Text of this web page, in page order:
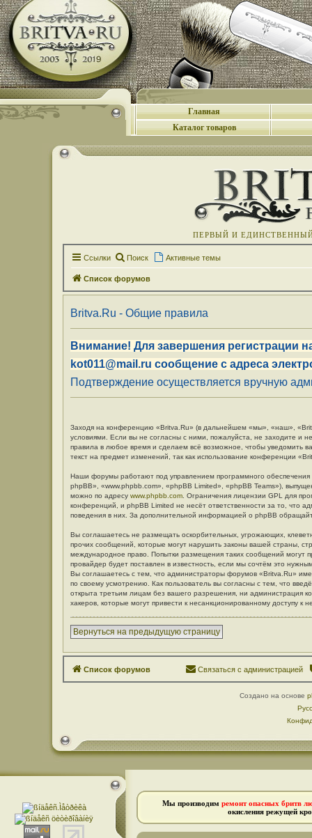
Главная
Каталог товаров
ПЕРВЫЙ И
Ссылки Поиск Активные темы
Список форумов
Britva.Ru - Общие правила
Внимание! Для завершения регистрации
kot011@mail.ru сообщение с адреса
Подтверждение осуществляется вручную
Заходя на конференцию «Britva.Ru» (в дальнейшем «мы», «наш»,
условиями. Если вы не согласны с ними, пожалуйста, не заходите и
правила в любое время и сделаем всё возможное, чтобы уведомить
текст на предмет изменений, так как использование конференции
Наши форумы работают под управлением программного
phpBB», «www.phpbb.com», «phpBB Limited», «phpBB Teams»),
можно по адресу www.phpbb.com . Ограничения лицензии GPL для
конференций, и phpBB Limited не несёт ответственности за то, что
поведения в них. За дополнительной информацией о phpBB
Вы соглашаетесь не размещать оскорбительных, угрожающих,
прочих сообщений, которые могут нарушить законы вашей страны,
международное право. Попытки размещения таких сообщений
провайдер будет поставлен в известность, если мы сочтём это
Вы соглашаетесь с тем, что администраторы форумов «Britva.Ru»
по своему усмотрению. Как пользователь вы согласны с тем, что
открыта третьим лицам без вашего разрешения, ни администрация
хакеров, которые могут привести к несанкционированному доступу к
Вернуться на предыдущую страницу
Список форумов Связаться с администрацией
Создано на основе
Мы производим ремонт опасных бритв
окисления режущей